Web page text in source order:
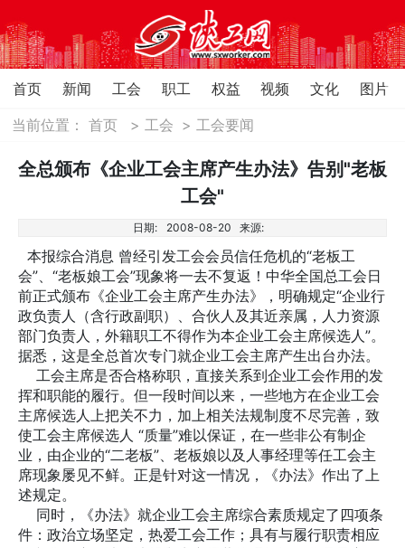
首页 新闻 工会 职工 权益 视频 文化
图片
当前位置：首页 > 工会 > 工会要闻
全总颁布《企业工会主席产生办法》告别"老板
工会"
日期: 2008-08-20 来源:
本报综合消息 曾经引发工会会员信任危机的“老板工
会”、“老板娘工会”现象将一去不复返！中华全国总工会日
前正式颁布《企业工会主席产生办法》，明确规定“企业行
政负责人（含行政副职）、合伙人及其近亲属，人力资源
部门负责人，外籍职工不得作为本企业工会主席候选人”。
据悉，这是全总首次专门就企业工会主席产生出台办法。
工会主席是否合格称职，直接关系到企业工会作用的发
挥和职能的履行。但一段时间以来，一些地方在企业工会
主席候选人上把关不力，加上相关法规制度不尽完善，致
使工会主席候选人 “质量”难以保证，在一些非公有制企
业，由企业的“二老板”、老板娘以及人事经理等任工会主
席现象屡见不鲜。正是针对这一情况，《办法》作出了上
述规定。
同时，《办法》就企业工会主席综合素质规定了四项条
件：政治立场坚定，热爱工会工作；具有与履行职责相应